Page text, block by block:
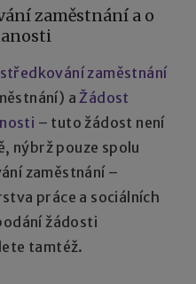
zaměstnání a o
zaměstnání
a Žádost
– tuto žádost není
nýbrž pouze spolu
zaměstnání –
práce a sociálních
žádosti
tamtéž.